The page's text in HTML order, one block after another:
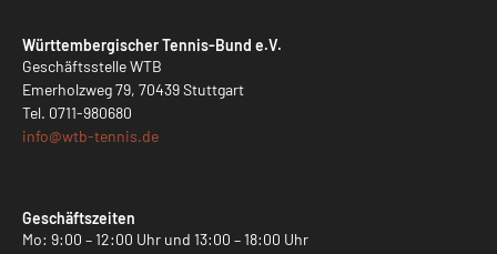
Württembergischer Tennis-Bund e.V.
Geschäftsstelle WTB
Emerholzweg 79, 70439 Stuttgart
Tel. 0711-980680
info@wtb-tennis.de
Geschäftszeiten
Mo: 9:00 – 12:00 Uhr und 13:00 – 18:00 Uhr